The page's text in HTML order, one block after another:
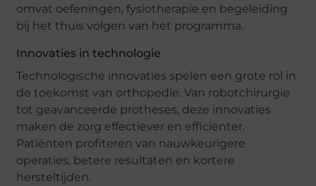
omvat oefeningen, fysiotherapie en begeleiding
bij het thuis volgen van het programma.
Innovaties in technologie
Technologische innovaties spelen een grote rol in
de toekomst van orthopedie. Van robotchirurgie
tot geavanceerde protheses, deze innovaties
maken de zorg effectiever en efficiënter.
Patiënten profiteren van nauwkeurigere
operaties, betere resultaten en kortere
hersteltijden.